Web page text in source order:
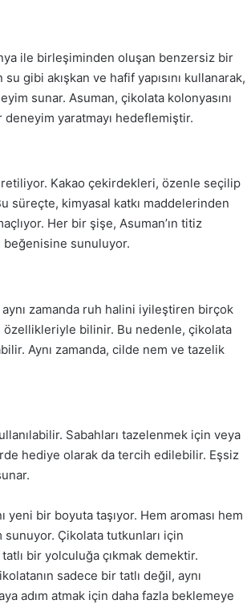
ile birleşiminden oluşan benzersiz bir
gibi akışkan ve hafif yapısını kullanarak,
sunar. Asuman, çikolata kolonyasını
yaratmayı hedeflemiştir.
Kakao çekirdekleri, özenle seçilip
süreçte, kimyasal katkı maddelerinden
Her bir şişe, Asuman’ın titiz
beğenisine sunuluyor.
zamanda ruh halini iyileştiren birçok
özellikleriyle bilinir. Bu nedenle, çikolata
Aynı zamanda, cilde nem ve tazelik
Sabahları tazelenmek için veya
hediye olarak da tercih edilebilir. Eşsiz
yeni bir boyuta taşıyor. Hem aroması hem
sunuyor. Çikolata tutkunları için
bir yolculuğa çıkmak demektir.
sadece bir tatlı değil, aynı
adım atmak için daha fazla beklemeye